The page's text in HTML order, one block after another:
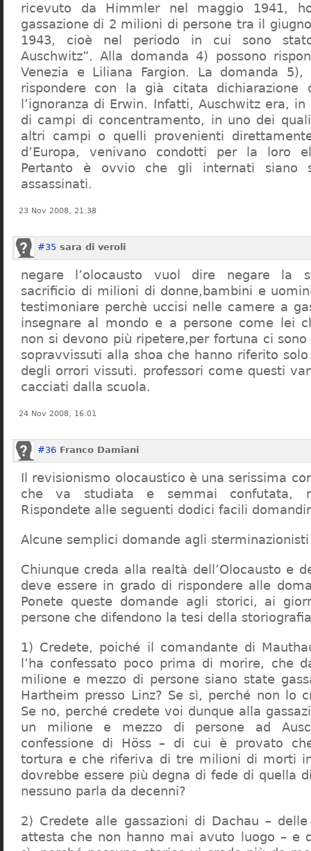
ricevuto da Himmler nel maggio 1941,
gassazione di 2 milioni di persone tra il
1943, cioè nel periodo in cui sono
Auschwitz”. Alla domanda 4) possono
Venezia e Liliana Fargion. La domanda
rispondere con la già citata dichiarazione
l’ignoranza di Erwin. Infatti, Auschwitz era,
di campi di concentramento, in uno dei
altri campi o quelli provenienti
d’Europa, venivano condotti per la loro
Pertanto è ovvio che gli internati siano
assassinati.
23 Nov 2008, 21:38
#35 sara di veroli
negare l’olocausto vuol dire negare la
sacrificio di milioni di donne,bambini e
testimoniare perchè uccisi nelle camere a
insegnare al mondo e a persone come lei
non si devono più ripetere,per fortuna ci
sopravvissuti alla shoa che hanno riferito
degli orrori vissuti. professori come questi
cacciati dalla scuola.
24 Nov 2008, 16:01
#36 Franco Damiani
Il revisionismo olocaustico è una serissima
che va studiata e semmai confutata,
Rispondete alle seguenti dodici facili
Alcune semplici domande agli sterminazionisti
Chiunque creda alla realtà dell’Olocausto e
deve essere in grado di rispondere alle
Ponete queste domande agli storici, ai
persone che difendono la tesi della
1) Credete, poiché il comandante di
l’ha confessato poco prima di morire, che
milione e mezzo di persone siano state
Hartheim presso Linz? Se sì, perché non lo
Se no, perché credete voi dunque alla
un milione e mezzo di persone ad
confessione di Höss – di cui è provato
tortura e che riferiva di tre milioni di morti
dovrebbe essere più degna di fede di quella
nessuno parla da decenni?
2) Credete alle gassazioni di Dachau –
attesta che non hanno mai avuto luogo – e